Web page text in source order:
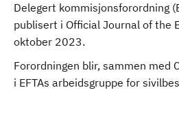
Delegert kommisjonsforordning
publisert i Official Journal of the
oktober 2023.
Forordningen blir, sammen med
i EFTAs arbeidsgruppe for